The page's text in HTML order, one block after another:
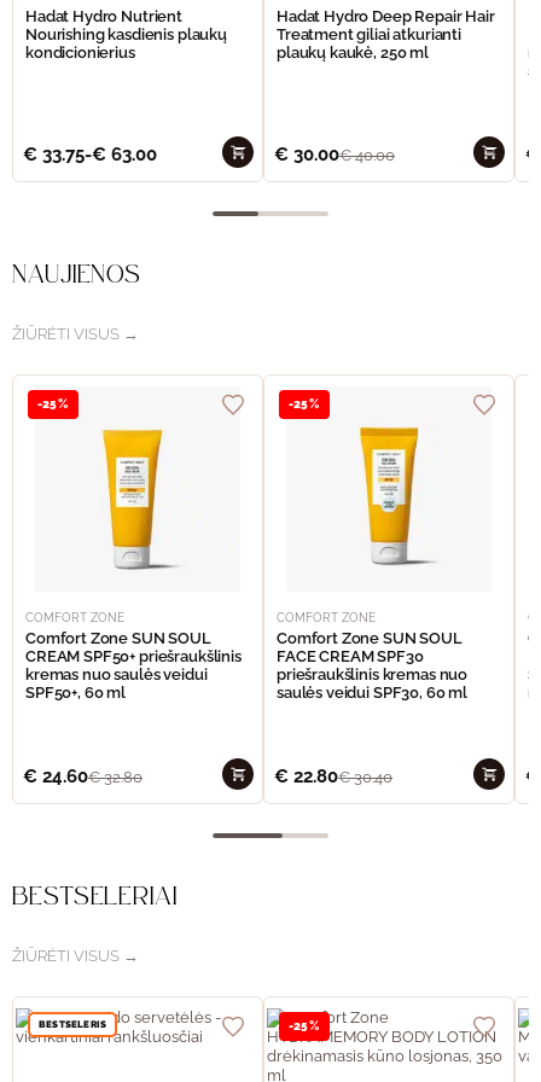
Hadat Hydro Nutrient
Nourishing kasdienis plaukų
kondicionierius
€ 33.75-€ 63.00
Hadat Hydro Deep Repair Hair
Treatment giliai atkurianti
plaukų kaukė, 250 ml
€ 30.00€40.00 €
NAUJIENOS
ŽIŪRĖTI VISUS →
-25%
COMFORT ZONE
Comfort Zone SUN SOUL
CREAM SPF50+ priešraukšlinis
kremas nuo saulės veidui
SPF50+, 60 ml
€ 24.60€32.80
-25%
COMFORT ZONE
Comfort Zone SUN SOUL
FACE CREAM SPF30
priešraukšlinis kremas nuo
saulės veidui SPF30, 60 ml
€ 22.80€30.40 €
BESTSELERIAI
ŽIŪRĖTI VISUS →
BESTSELERIS -25%